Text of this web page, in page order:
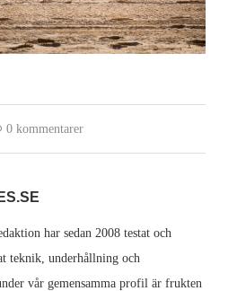
0 kommentarer
har sedan 2008 testat och
teknik, underhållning och
vår gemensamma profil är frukten